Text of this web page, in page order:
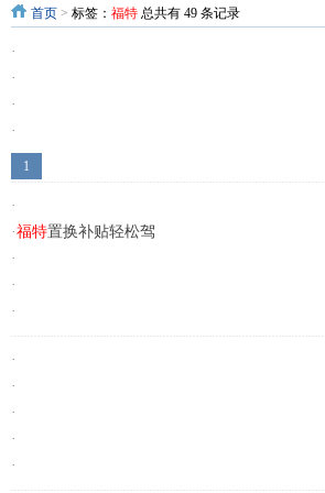
首页 > 标签： 福特 总共有 49 条记录
·
·
·
·
·
·
·福特置换补贴轻松驾
·
·
·
·
·
·
·
·
1